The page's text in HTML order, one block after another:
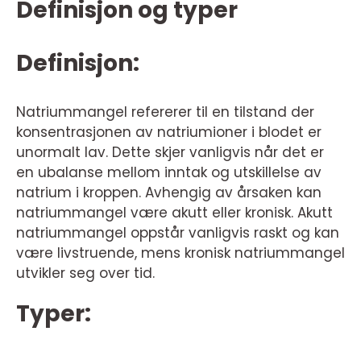
Definisjon og typer
Definisjon:
Natriummangel refererer til en tilstand der
konsentrasjonen av natriumioner i blodet er
unormalt lav. Dette skjer vanligvis når det er
en ubalanse mellom inntak og utskillelse av
natrium i kroppen. Avhengig av årsaken kan
natriummangel være akutt eller kronisk. Akutt
natriummangel oppstår vanligvis raskt og kan
være livstruende, mens kronisk natriummangel
utvikler seg over tid.
Typer: